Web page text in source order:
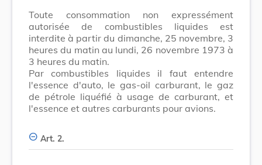
Toute consommation non expressément
autorisée de combustibles liquides est
interdite à partir du dimanche, 25 novembre, 3
heures du matin au lundi, 26 novembre 1973 à
3 heures du matin.
Par combustibles liquides il faut entendre
l'essence d'auto, le gas-oil carburant, le gaz
de pétrole liquéfié à usage de carburant, et
l'essence et autres carburants pour avions.
Art. 2.